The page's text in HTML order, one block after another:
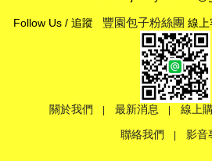
Follow Us / 追蹤 豐園包子粉絲團 線上
關於我們 最新消息 線上
聯絡我們 影音